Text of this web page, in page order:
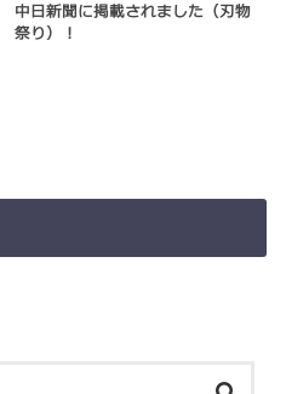
中日新聞に掲載されました（刃物
祭り）！